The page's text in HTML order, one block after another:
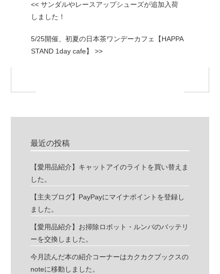
<< サンダルやレースアップシューズが追加入荷
しました！
5/25開催、初夏の日本茶ワンデーカフェ【HAPPA
STAND 1day cafe】 >>
最近の投稿
【愛用品紹介】キャットアイのライトを買い替えま
した。
【主夫ブログ】PayPayにマイナポイントを登録し
ました。
【愛用品紹介】お掃除ロボット・ルンバのバッテリ
ーを交換しました。
今月読んだ本の紹介コーナーはカクカクブックスの
noteに移動しました。